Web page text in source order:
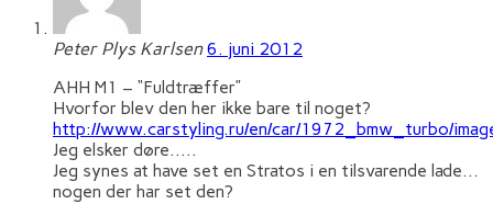
Peter Plys Karlsen 6. juni 2012
AHH M1 – “Fuldtræffer”
Hvorfor blev den her ikke bare til noget?
http://www.carstyling.ru/en/car/1972_bmw_turbo/
Jeg elsker døre…..
Jeg synes at have set en Stratos i en tilsvarende lade…
nogen der har set den?